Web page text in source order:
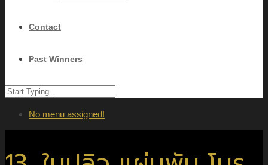
Contact
Past Winners
No menu assigned!